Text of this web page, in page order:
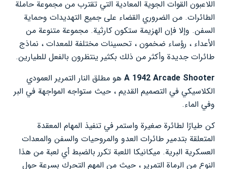
اللاعبون القوات الجوية المعادية التي تقترب من مجموعة حاملة
الطائرات. من الضروري القضاء على جميع التهديدات وحماية
السفن. وإلا فإن الهزيمة ستكون كارثية. مجموعة متنوعة من
الأعداء ، رؤساء ضخمون ، تحسينات مختلفة للمعدات ، نماذج
طائرات جديدة وأكثر من ذلك بكثير ينتظرون بالفعل للطيارين.
A 1942 Arcade Shooter هو مطلق النار التمرير العمودي
الكلاسيكي في التصميم القديم ، حيث ستواجه المواجهة في البر
وفي الماء.
كن طيارًا لطائرة صغيرة واستمر في تنفيذ المهام المعقدة
المتعلقة بتدمير طائرات العدو والمروحيات والسفن والمعدات
العسكرية البرية. ميكانيكا اللعبة تكرر بالضبط أي لعبة من هذا
النوع من الرماة التمرير ، حيث من المهم التحرك بسرعة حول